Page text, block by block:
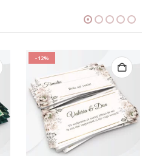
-12%